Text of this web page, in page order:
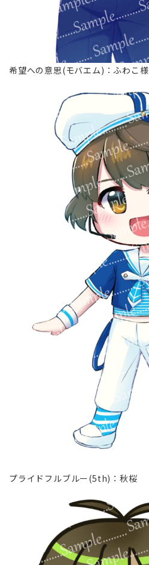
希望への意思(モバエム)∶ふわこ様
プライドフルブルー(5th)∶秋桜